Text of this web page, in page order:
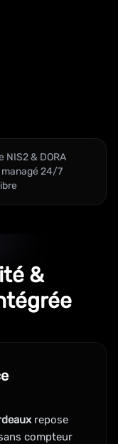
NIS2 & DORA
managé 24/7
&
repose
compteur